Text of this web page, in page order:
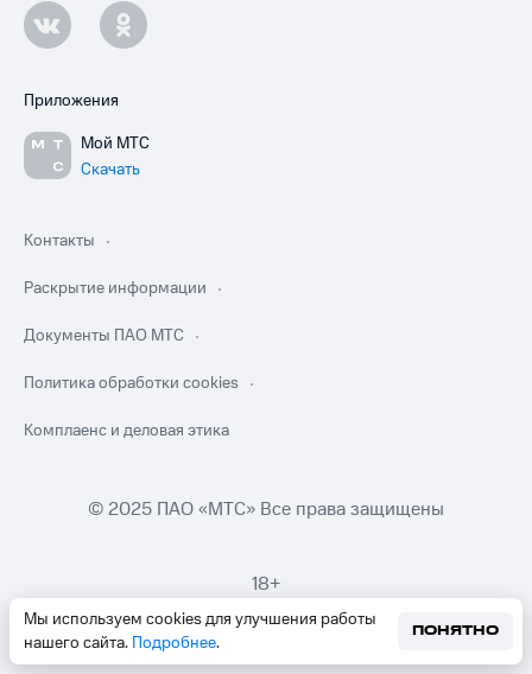
Мы используем cookies для улучшения работы
нашего сайта. Подробнее.
ПОНЯТНО
Приложения
Мой МТС
Скачать
Контакты
Раскрытие информации
Документы ПАО МТС
Политика обработки cookies
Комплаенс и деловая этика
© 2025 ПАО «МТС» Все права защищены
18+